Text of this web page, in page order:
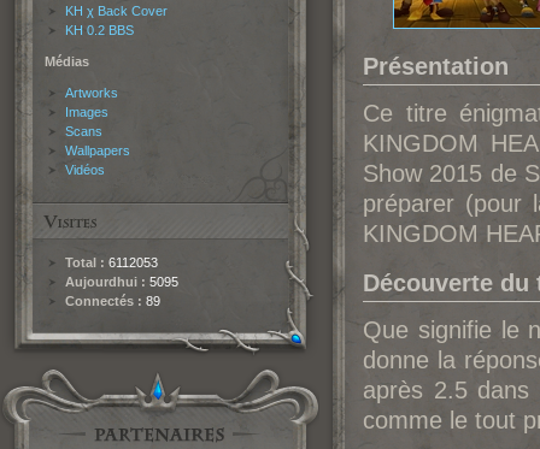
KH χ Back Cover
KH 0.2 BBS
Médias
Artworks
Images
Scans
Wallpapers
Vidéos
Total : 6112053
Aujourdhui : 5095
Connectés : 89
Présentation
Ce titre
KINGDOM
Show 2015 de
préparer (pour
KINGDOM
Découverte du
Que signifie le
donne la
après 2.5
comme le tout